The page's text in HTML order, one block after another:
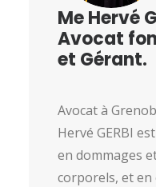
Me Hervé
Avocat
et Gérant.
Avocat à
Hervé GERBI
en dommages
corporels, et